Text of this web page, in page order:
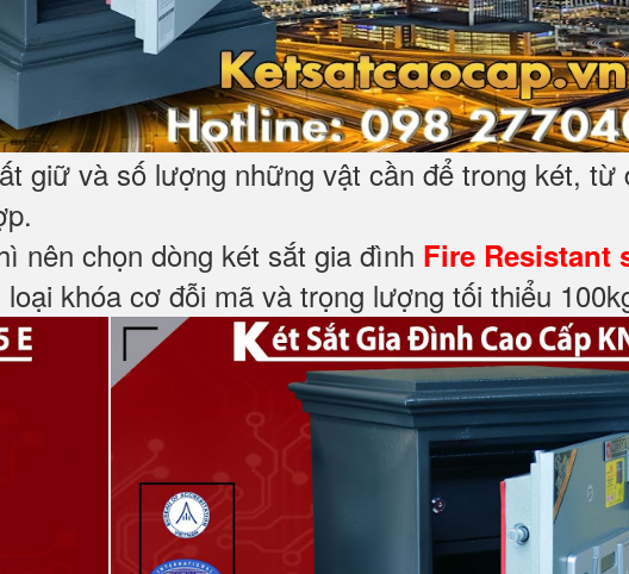
giữ và số lượng những vật cần để trong két, từ
nên chọn dòng két sắt gia đình Fire Resistant
khóa cơ đỗi mã và trọng lượng tối thiểu